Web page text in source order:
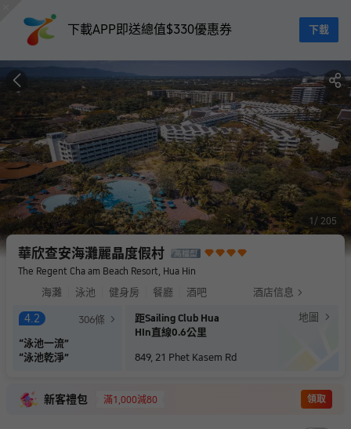
下載APP即送總值$330優惠券 下載
1 205
華欣查安海灘麗晶度假村
The Regent Cha am Beach Resort, Hua Hin
海灘 泳池 健身房 餐廳 酒吧 酒店信息
4.2 306條
“泳池一流”
“泳池乾淨”
距Sailing Club Hua
HIn直線0.6公里
地圖
849, 21 Phet Kasem Rd
新客禮包 滿1,000減80 領取